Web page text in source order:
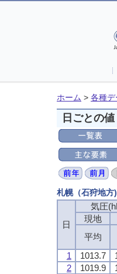
ホーム > 各種
日ごとの値
札幌（石狩地
日
気圧
現地
平均
1
1013.7
2
1019.9